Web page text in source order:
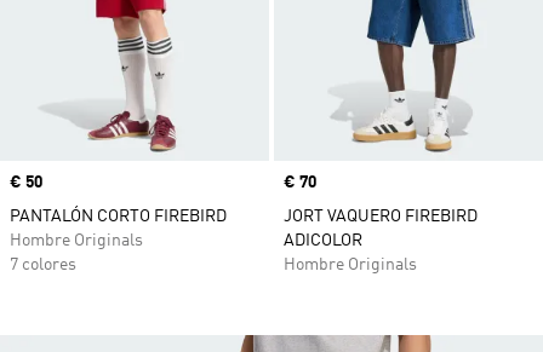
Precio
€ 50
PANTALÓN CORTO FIREBIRD
Hombre Originals
7 colores
Precio
€ 70
JORT VAQUERO FIREBIRD
ADICOLOR
Hombre Originals